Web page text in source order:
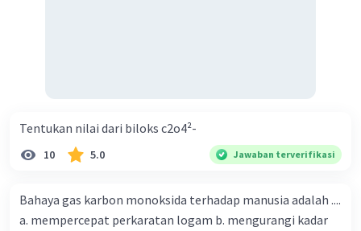
Tentukan nilai dari biloks c2o4²-
10 5.0 Jawaban terverifikasi
Bahaya gas karbon monoksida terhadap manusia adalah ....
a. mempercepat perkaratan logam b. mengurangi kadar